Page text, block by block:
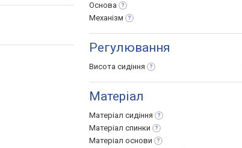
Основа
Механізм
Регулювання
Висота сидіння
Матеріал
Матеріал сидіння
Матеріал спинки
Матеріал основи